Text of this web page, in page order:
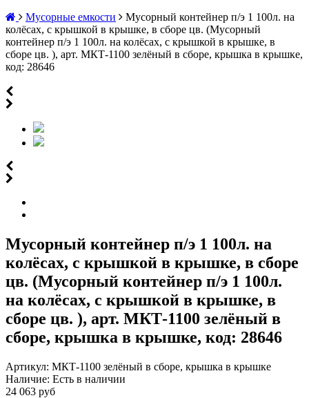
Мусорные емкости
Мусорный контейнер п/э 1 100л. на
колёсах, с крышкой в крышке, в сборе цв. (Мусорный
контейнер п/э 1 100л. на колёсах, с крышкой в крышке, в
сборе цв. ), арт. МКТ-1100 зелёный в сборе, крышка в крышке,
код: 28646
Мусорный контейнер п/э 1 100л. на
колёсах, с крышкой в крышке, в сборе
цв. (Мусорный контейнер п/э 1 100л.
на колёсах, с крышкой в крышке, в
сборе цв. ), арт. МКТ-1100 зелёный в
сборе, крышка в крышке, код: 28646
Артикул: МКТ-1100 зелёный в сборе, крышка в крышке
Наличие: Есть в наличии
24 063 руб